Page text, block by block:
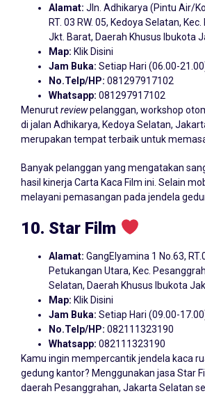
Alamat: Jln. Adhikarya (Pintu Air/
RT. 03 RW. 05, Kedoya Selatan,
Jkt. Barat, Daerah Khusus Ibukota
Map: Klik Disini
Jam Buka: Setiap Hari (06.00-
No.Telp/HP: 081297917102
Whatsapp: 081297917102
Menurutreviewpelanggan, workshop
di jalan Adhikarya, Kedoya Selatan,
merupakan tempat terbaik untuk
Banyak pelanggan yang mengatakan
hasil kinerja Carta Kaca Film ini. Selain
melayani pemasangan pada jendela
10. Star Film
Alamat: GangElyamina 1 No.63,
Petukangan Utara, Kec.
Selatan, Daerah Khusus Ibukota
Map: Klik Disini
Jam Buka: Setiap Hari (09.00-
No.Telp/HP: 082111323190
Whatsapp: 082111323190
Kamu ingin mempercantik jendela kaca
gedung kantor? Menggunakan jasa Star
daerah Pesanggrahan, Jakarta Selatan